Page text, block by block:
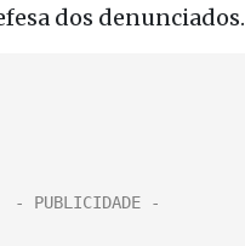
dos denunciados.